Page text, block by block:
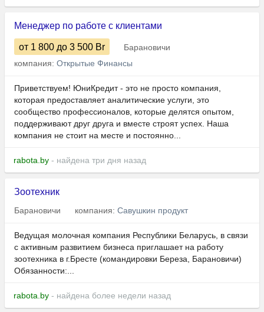
Менеджер по работе с клиентами
от 1 800 до 3 500 Br
Барановичи
компания: Открытые Финансы
Приветствуем! ЮниКредит - это не просто компания,
которая предоставляет аналитические услуги, это
сообщество профессионалов, которые делятся опытом,
поддерживают друг друга и вместе строят успех. Наша
компания не стоит на месте и постоянно...
rabota.by - найдена три дня назад
Зоотехник
Барановичи компания: Савушкин продукт
Ведущая молочная компания Республики Беларусь, в связи
с активным развитием бизнеса приглашает на работу
зоотехника в г.Бресте (командировки Береза, Барановичи)
Обязанности:...
rabota.by - найдена более недели назад